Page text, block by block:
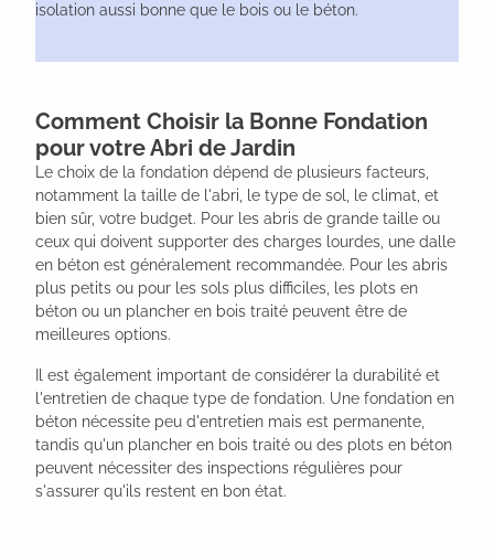
isolation aussi bonne que le bois ou le béton.
Comment Choisir la Bonne Fondation
pour votre Abri de Jardin
Le choix de la fondation dépend de plusieurs facteurs,
notamment la taille de l'abri, le type de sol, le climat, et
bien sûr, votre budget. Pour les abris de grande taille ou
ceux qui doivent supporter des charges lourdes, une dalle
en béton est généralement recommandée. Pour les abris
plus petits ou pour les sols plus difficiles, les plots en
béton ou un plancher en bois traité peuvent être de
meilleures options.
Il est également important de considérer la durabilité et
l'entretien de chaque type de fondation. Une fondation en
béton nécessite peu d'entretien mais est permanente,
tandis qu'un plancher en bois traité ou des plots en béton
peuvent nécessiter des inspections régulières pour
s'assurer qu'ils restent en bon état.